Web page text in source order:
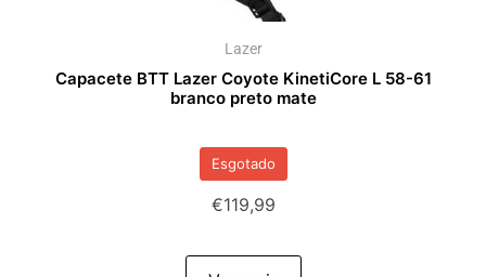
Lazer
Capacete BTT Lazer Coyote KinetiCore L 58-61
branco preto mate
Esgotado
€119,99